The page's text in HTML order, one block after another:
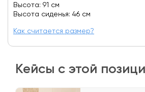
Высота: 91 см
Высота сиденья: 46 см
Как считается размер?
Кейсы с этой